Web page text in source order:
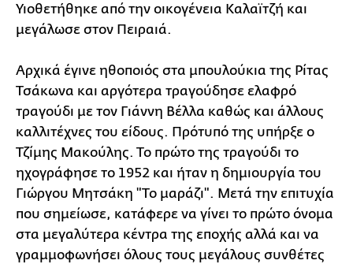
Υιοθετήθηκε από την οικογένεια Καλαϊτζή και
μεγάλωσε στον Πειραιά.
Αρχικά έγινε ηθοποιός στα μπουλούκια της Ρίτας
Τσάκωνα και αργότερα τραγούδησε ελαφρό
τραγούδι με τον Γιάννη Βέλλα καθώς και άλλους
καλλιτέχνες του είδους. Πρότυπό της υπήρξε ο
Τζίμης Μακούλης. Το πρώτο της τραγούδι το
ηχογράφησε το 1952 και ήταν η δημιουργία του
Γιώργου Μητσάκη "Το μαράζι". Μετά την επιτυχία
που σημείωσε, κατάφερε να γίνει το πρώτο όνομα
στα μεγαλύτερα κέντρα της εποχής αλλά και να
γραμμοφωνήσει όλους τους μεγάλους συνθέτες